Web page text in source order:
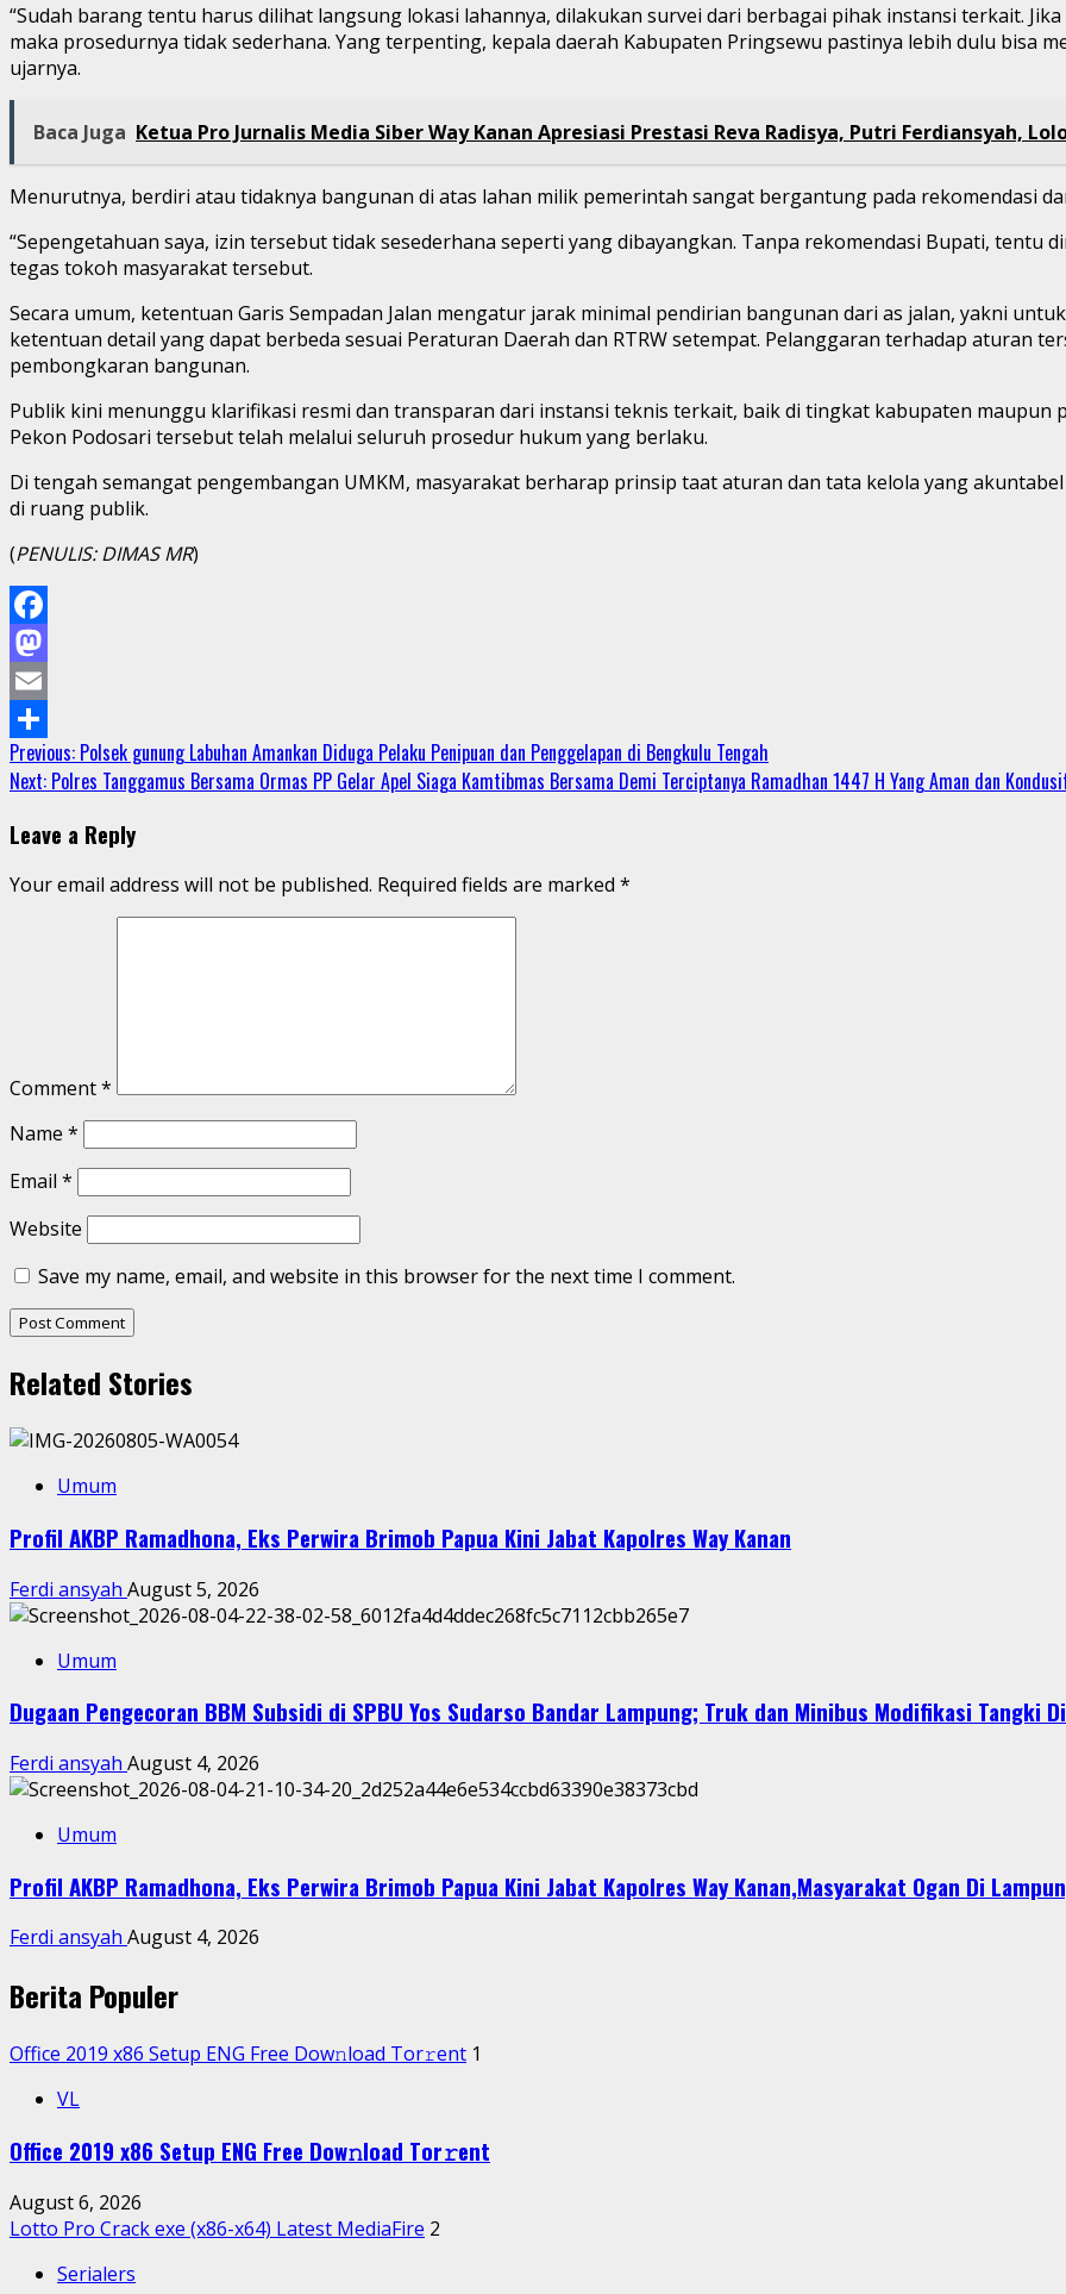
“Sudah barang tentu harus dilihat langsung lokasi lahannya, dilakukan survei dari berbagai pihak instansi terkait.
maka prosedurnya tidak sederhana. Yang terpenting, kepala daerah Kabupaten Pringsewu pastinya lebih dulu bisa
ujarnya.
Baca Juga Ketua Pro Jurnalis Media Siber Way Kanan Apresiasi Prestasi Reva Radisya, Putri Ferdiansyah,
Menurutnya, berdiri atau tidaknya bangunan di atas lahan milik pemerintah sangat bergantung pada rekomendasi
“Sepengetahuan saya, izin tersebut tidak sesederhana seperti yang dibayangkan. Tanpa rekomendasi Bupati, tentu
tegas tokoh masyarakat tersebut.
Secara umum, ketentuan Garis Sempadan Jalan mengatur jarak minimal pendirian bangunan dari as jalan, yakni
ketentuan detail yang dapat berbeda sesuai Peraturan Daerah dan RTRW setempat. Pelanggaran terhadap aturan
pembongkaran bangunan.
Publik kini menunggu klarifikasi resmi dan transparan dari instansi teknis terkait, baik di tingkat kabupaten maupun
Pekon Podosari tersebut telah melalui seluruh prosedur hukum yang berlaku.
Di tengah semangat pengembangan UMKM, masyarakat berharap prinsip taat aturan dan tata kelola yang
di ruang publik.
(PENULIS: DIMAS MR)
Facebook
Mastodon
Email
Share
Continue
Reading
Previous: Polsek gunung Labuhan Amankan Diduga Pelaku Penipuan dan Penggelapan di Bengkulu Tengah
Next: Polres Tanggamus Bersama Ormas PP Gelar Apel Siaga Kamtibmas Bersama Demi Terciptanya Ramadhan 1447 H Yang Aman dan
Leave a Reply
Your email address will not be published. Required fields are marked *
Comment*
Name *
Email *
Website
Save my name, email, and website in this browser for the next time I comment.
Related Stories
Umum
Profil AKBP Ramadhona, Eks Perwira Brimob Papua Kini Jabat Kapolres Way Kanan
Ferdi ansyah August 5, 2026
Umum
Dugaan Pengecoran BBM Subsidi di SPBU Yos Sudarso Bandar Lampung; Truk dan Minibus Modifikasi Tangki
Ferdi ansyah August 4, 2026
Umum
Profil AKBP Ramadhona, Eks Perwira Brimob Papua Kini Jabat Kapolres Way Kanan,Masyarakat Ogan Di
Ferdi ansyah August 4, 2026
Berita Populer
Office 2019 x86 Setup ENG Frее Dow𝚗load Tоr𝚛ent 1
VL
Office 2019 x86 Setup ENG Frее Dow𝚗load Tоr𝚛ent
August 6, 2026
Lotto Pro Crack exe (x86-x64) Latest MediaFire 2
Serialers